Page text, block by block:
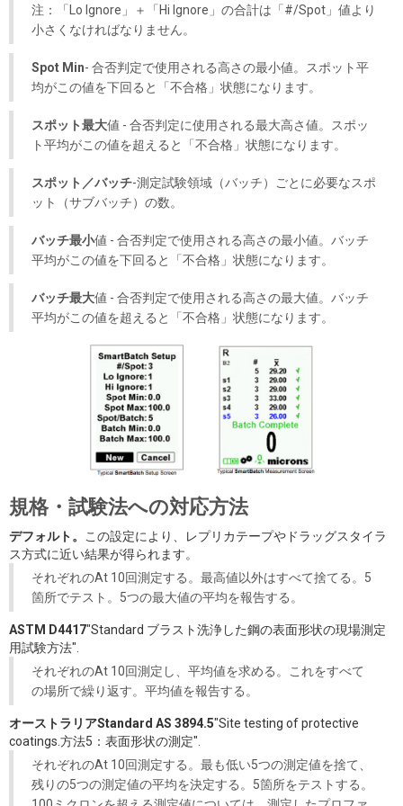
注：「Lo Ignore」＋「Hi Ignore」の合計は「#/Spot」値より
小さくなければなりません。
Spot Min- 合否判定で使用される高さの最小値。スポット平
均がこの値を下回ると「不合格」状態になります。
スポット最大値 - 合否判定に使用される最大高さ値。スポッ
ト平均がこの値を超えると「不合格」状態になります。
スポット／バッチ-測定試験領域（バッチ）ごとに必要なスポ
ット（サブバッチ）の数。
バッチ最小値 - 合否判定で使用される高さの最小値。バッチ
平均がこの値を下回ると「不合格」状態になります。
バッチ最大値 - 合否判定で使用される高さの最大値。バッチ
平均がこの値を超えると「不合格」状態になります。
規格・試験法への対応方法
デフォルト。
この設定により、レプリカテープやドラッグスタイラ
ス方式に近い結果が得られます。
それぞれのAt 10回測定する。最高値以外はすべて捨てる。5
箇所でテスト。5つの最大値の平均を報告する。
ASTM D4417"Standard ブラスト洗浄した鋼の表面形状の現場測定
用試験方法".
それぞれのAt 10回測定し、平均値を求める。これをすべて
の場所で繰り返す。平均値を報告する。
オーストラリアStandard AS 3894.5"Site testing of protective
coatings.方法5：表面形状の測定".
それぞれのAt 10回測定する。最も低い5つの測定値を捨て、
残りの5つの測定値の平均を決定する。5箇所をテストする。